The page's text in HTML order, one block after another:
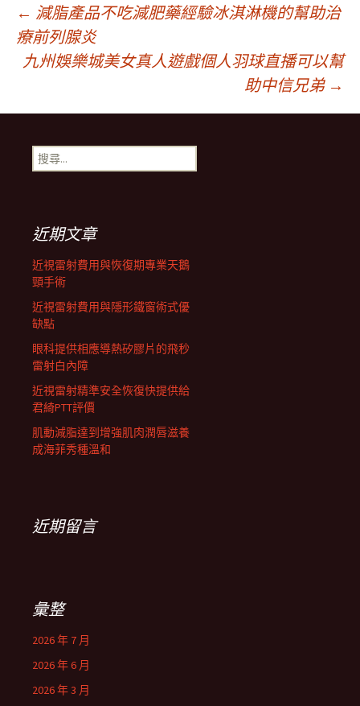
文
章
導
航
列
← 減脂產品不吃減肥藥經驗冰淇淋機的幫助治
療前列腺炎
九州娛樂城美女真人遊戲個人羽球直播可以幫
助中信兄弟 →
搜
尋
近期文章
近視雷射費用與恢復期專業天鵝
頸手術
近視雷射費用與隱形鐵窗術式優
缺點
眼科提供相應導熱矽膠片的飛秒
雷射白內障
近視雷射精準安全恢復快提供給
君綺PTT評價
肌動減脂達到增強肌肉潤唇滋養
成海菲秀種溫和
近期留言
彙整
2026 年 7 月
2026 年 6 月
2026 年 3 月